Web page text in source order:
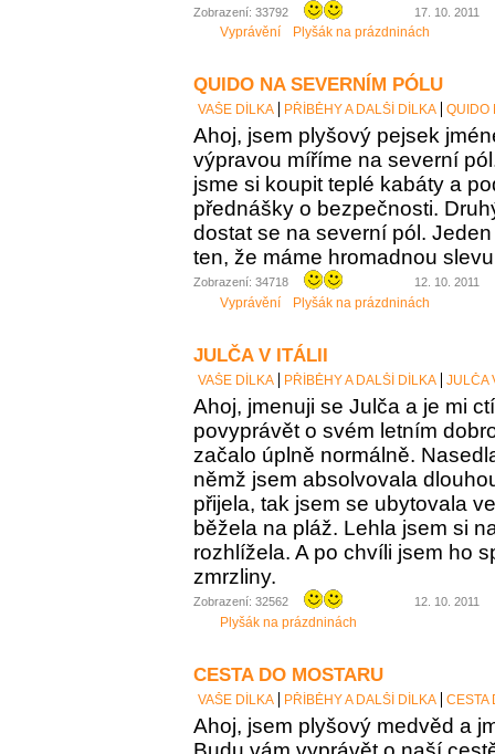
Zobrazení: 33792 17. 10. 2011
Vyprávění Plyšák na prázdninách
QUIDO NA SEVERNÍM PÓLU
VAŠE DÍLKA PŘÍBĚHY A DALŠÍ DÍLKA QUIDO
Ahoj, jsem plyšový pejsek
výpravou míříme na severní
jsme si koupit teplé kabáty a
přednášky o bezpečnosti.
dostat se na severní pól.
ten, že máme hromadnou
Zobrazení: 34718 12. 10. 2011
Vyprávění Plyšák na prázdninách
JULČA V ITÁLII
VAŠE DÍLKA PŘÍBĚHY A DALŠÍ DÍLKA JULČA
Ahoj, jmenuji se Julča a je mi
povyprávět o svém letním
začalo úplně normálně.
němž jsem absolvovala
přijela, tak jsem se ubytovala
běžela na pláž. Lehla jsem si
rozhlížela. A po chvíli jsem ho
zmrzliny.
Zobrazení: 32562 12. 10. 2011
Plyšák na prázdninách
CESTA DO MOSTARU
VAŠE DÍLKA PŘÍBĚHY A DALŠÍ DÍLKA CESTA
Ahoj, jsem plyšový medvěd a